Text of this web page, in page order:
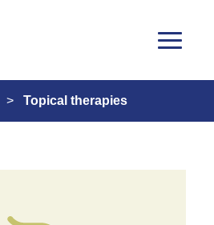
> Topical therapies